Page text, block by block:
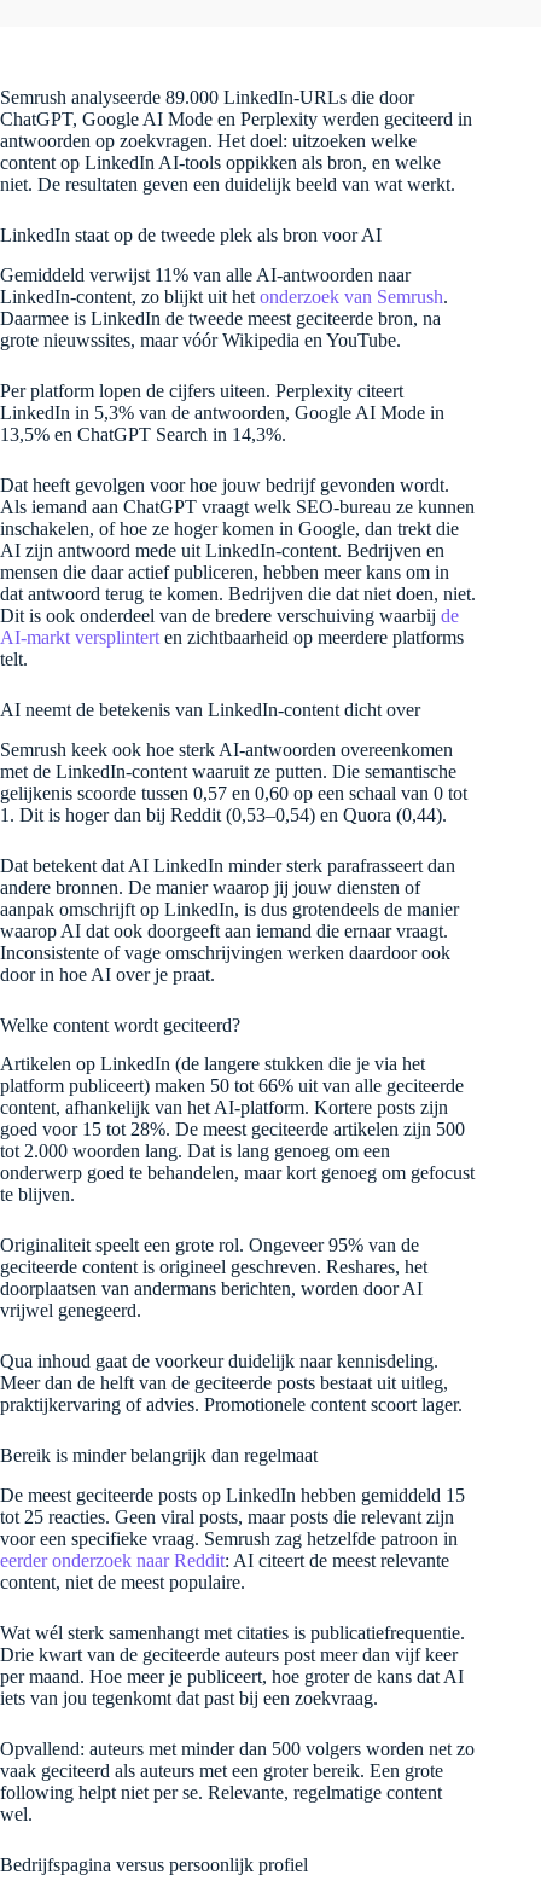
Semrush analyseerde 89.000 LinkedIn-URLs die door
ChatGPT, Google AI Mode en Perplexity werden geciteerd in
antwoorden op zoekvragen. Het doel: uitzoeken welke
content op LinkedIn AI-tools oppikken als bron, en welke
niet. De resultaten geven een duidelijk beeld van wat werkt.
LinkedIn staat op de tweede plek als bron voor AI
Gemiddeld verwijst 11% van alle AI-antwoorden naar
LinkedIn-content, zo blijkt uit het onderzoek van Semrush.
Daarmee is LinkedIn de tweede meest geciteerde bron, na
grote nieuwssites, maar vóór Wikipedia en YouTube.
Per platform lopen de cijfers uiteen. Perplexity citeert
LinkedIn in 5,3% van de antwoorden, Google AI Mode in
13,5% en ChatGPT Search in 14,3%.
Dat heeft gevolgen voor hoe jouw bedrijf gevonden wordt.
Als iemand aan ChatGPT vraagt welk SEO-bureau ze kunnen
inschakelen, of hoe ze hoger komen in Google, dan trekt die
AI zijn antwoord mede uit LinkedIn-content. Bedrijven en
mensen die daar actief publiceren, hebben meer kans om in
dat antwoord terug te komen. Bedrijven die dat niet doen, niet.
Dit is ook onderdeel van de bredere verschuiving waarbij de
AI-markt versplintert en zichtbaarheid op meerdere platforms
telt.
AI neemt de betekenis van LinkedIn-content dicht over
Semrush keek ook hoe sterk AI-antwoorden overeenkomen
met de LinkedIn-content waaruit ze putten. Die semantische
gelijkenis scoorde tussen 0,57 en 0,60 op een schaal van 0 tot
1. Dit is hoger dan bij Reddit (0,53–0,54) en Quora (0,44).
Dat betekent dat AI LinkedIn minder sterk parafrasseert dan
andere bronnen. De manier waarop jij jouw diensten of
aanpak omschrijft op LinkedIn, is dus grotendeels de manier
waarop AI dat ook doorgeeft aan iemand die ernaar vraagt.
Inconsistente of vage omschrijvingen werken daardoor ook
door in hoe AI over je praat.
Welke content wordt geciteerd?
Artikelen op LinkedIn (de langere stukken die je via het
platform publiceert) maken 50 tot 66% uit van alle geciteerde
content, afhankelijk van het AI-platform. Kortere posts zijn
goed voor 15 tot 28%. De meest geciteerde artikelen zijn 500
tot 2.000 woorden lang. Dat is lang genoeg om een
onderwerp goed te behandelen, maar kort genoeg om gefocust
te blijven.
Originaliteit speelt een grote rol. Ongeveer 95% van de
geciteerde content is origineel geschreven. Reshares, het
doorplaatsen van andermans berichten, worden door AI
vrijwel genegeerd.
Qua inhoud gaat de voorkeur duidelijk naar kennisdeling.
Meer dan de helft van de geciteerde posts bestaat uit uitleg,
praktijkervaring of advies. Promotionele content scoort lager.
Bereik is minder belangrijk dan regelmaat
De meest geciteerde posts op LinkedIn hebben gemiddeld 15
tot 25 reacties. Geen viral posts, maar posts die relevant zijn
voor een specifieke vraag. Semrush zag hetzelfde patroon in
eerder onderzoek naar Reddit: AI citeert de meest relevante
content, niet de meest populaire.
Wat wél sterk samenhangt met citaties is publicatiefrequentie.
Drie kwart van de geciteerde auteurs post meer dan vijf keer
per maand. Hoe meer je publiceert, hoe groter de kans dat AI
iets van jou tegenkomt dat past bij een zoekvraag.
Opvallend: auteurs met minder dan 500 volgers worden net zo
vaak geciteerd als auteurs met een groter bereik. Een grote
following helpt niet per se. Relevante, regelmatige content
wel.
Bedrijfspagina versus persoonlijk profiel